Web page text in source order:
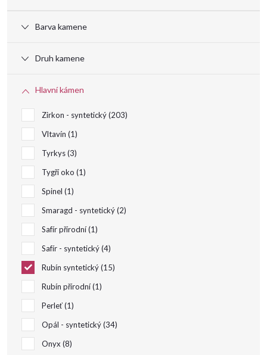
Barva kamene
Druh kamene
Hlavní kámen
Zirkon - syntetický 203
Vltavín 1
Tyrkys 3
Tygří oko 1
Spinel 1
Smaragd - syntetický 2
Safír přírodní 1
Safír - syntetický 4
Rubín syntetický 15
Rubín přírodní 1
Perleť 1
Opál - syntetický 34
Onyx 8